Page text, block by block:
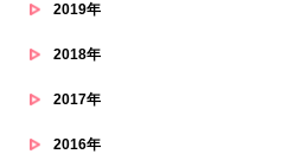
2019年
2018年
2017年
2016年